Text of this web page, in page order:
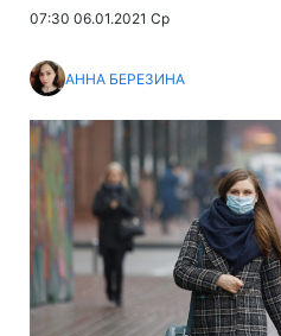
07:30 06.01.2021 Ср
АННА БЕРЕЗИНА